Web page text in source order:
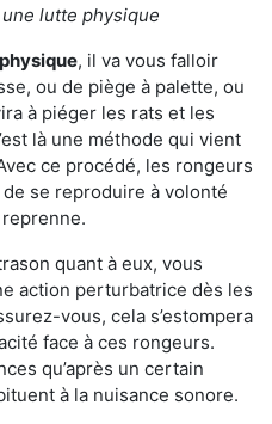
lutte physique
, il va vous falloir
ou de piège à palette, ou
à piéger les rats et les
là une méthode qui vient
ce procédé, les rongeurs
se reproduire à volonté
quant à eux, vous
action perturbatrice dès les
vous, cela s’estompera
face à ces rongeurs.
qu’après un certain
à la nuisance sonore.